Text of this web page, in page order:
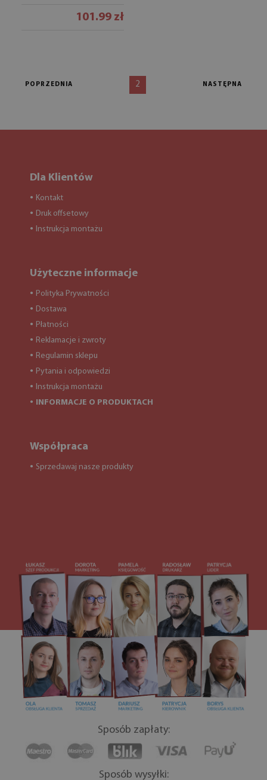
101.99 zł
POPRZEDNIA 2 NASTĘPNA
Dla Klientów
● Kontakt
● Druk offsetowy
● Instrukcja montażu
Użyteczne informacje
● Polityka Prywatności
● Dostawa
● Płatności
● Reklamacje i zwroty
● Regulamin sklepu
● Pytania i odpowiedzi
● Instrukcja montażu
● INFORMACJE O PRODUKTACH
Współpraca
● Sprzedawaj nasze produkty
Sposób zapłaty:
Sposób wysyłki: